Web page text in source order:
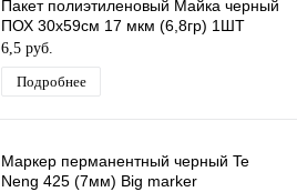
Пакет полиэтиленовый Майка черный
ПОХ 30х59см 17 мкм (6,8гр) 1ШТ
6,5 руб.
Подробнее
Маркер перманентный черный Te
Neng 425 (7мм) Big marker